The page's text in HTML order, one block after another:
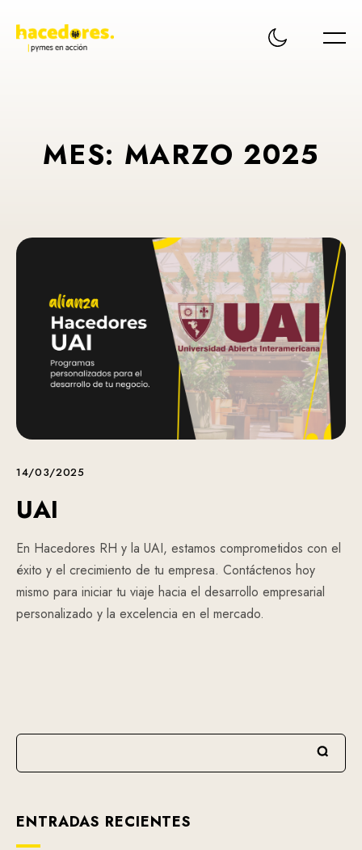
MES: MARZO 2025
14/03/2025
UAI
En Hacedores RH y la UAI, estamos comprometidos con el
éxito y el crecimiento de tu empresa. Contáctenos hoy
mismo para iniciar tu viaje hacia el desarrollo empresarial
personalizado y la excelencia en el mercado.
ENTRADAS RECIENTES